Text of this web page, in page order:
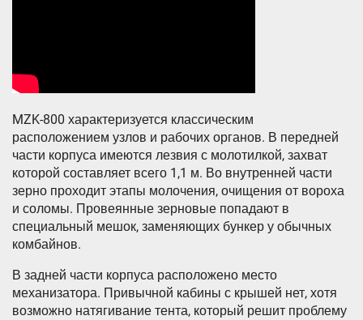
MZK-800 характеризуется классическим
расположением узлов и рабочих органов. В передней
части корпуса имеются лезвия с молотилкой, захват
которой составляет всего 1,1 м. Во внутренней части
зерно проходит этапы молочения, очищения от вороха
и соломы. Провеянные зерновые попадают в
специальный мешок, заменяющих бункер у обычных
комбайнов.
В задней части корпуса расположено место
механизатора. Привычной кабины с крышей нет, хотя
возможно натягивание тента, который решит проблему